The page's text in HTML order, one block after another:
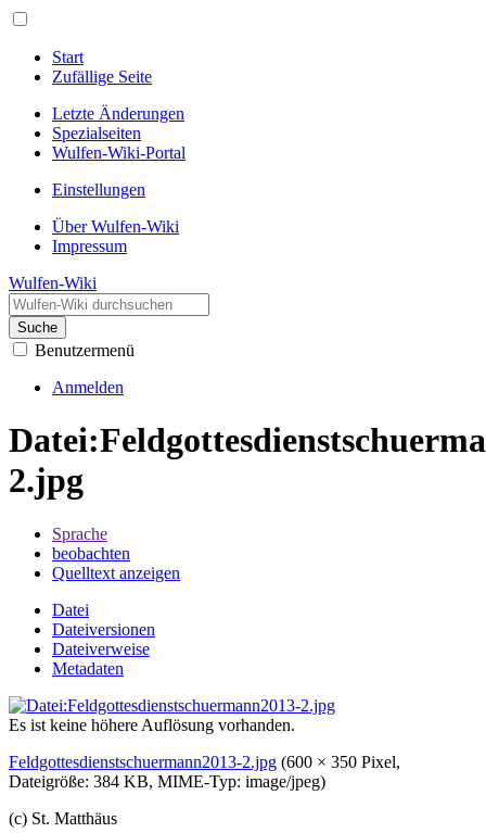
Start
Zufällige Seite
Letzte Änderungen
Spezialseiten
Wulfen-Wiki-Portal
Einstellungen
Über Wulfen-Wiki
Impressum
Wulfen-Wiki
Suche
Benutzermenü
Anmelden
Datei:
2.jpg
Sprache
beobachten
Quelltext anzeigen
Datei
Dateiversionen
Dateiverweise
Metadaten
Es ist keine höhere Auflösung vorhanden.
Feldgottesdienstschuermann2013-2.jpg (600 × 350 Pixel,
Dateigröße: 384 KB, MIME-Typ: image/jpeg)
(c) St. Matthäus